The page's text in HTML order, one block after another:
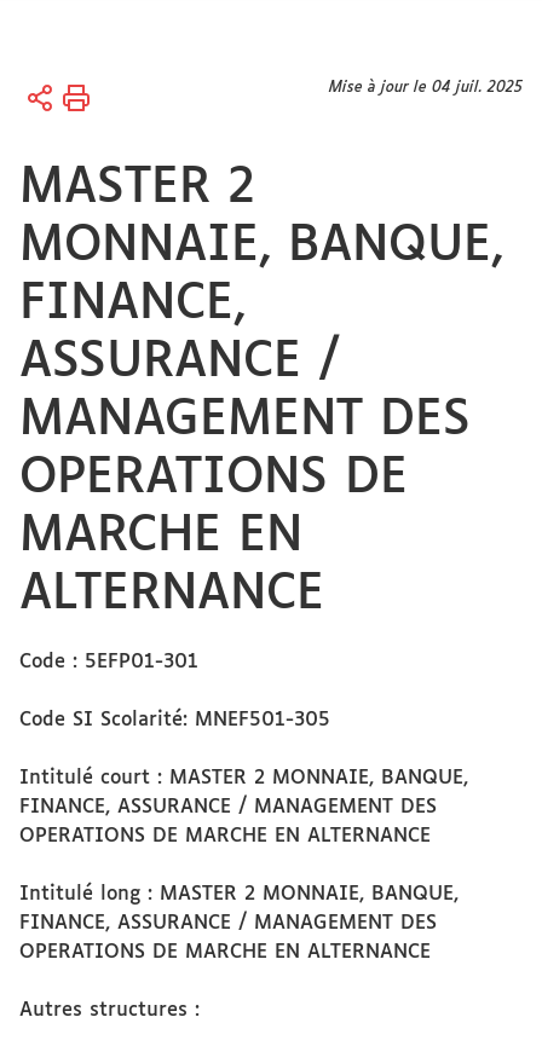
Vous
Accueil Mise à jour le 04 juil. 2025
MASTER 2
MONNAIE, BANQUE,
FINANCE,
ASSURANCE /
MANAGEMENT DES
OPERATIONS DE
MARCHE EN
ALTERNANCE
Code : 5EFP01-301
Code SI Scolarité: MNEF501-305
Intitulé court : MASTER 2 MONNAIE, BANQUE,
FINANCE, ASSURANCE / MANAGEMENT DES
OPERATIONS DE MARCHE EN ALTERNANCE
Intitulé long : MASTER 2 MONNAIE, BANQUE,
FINANCE, ASSURANCE / MANAGEMENT DES
OPERATIONS DE MARCHE EN ALTERNANCE
Autres structures :